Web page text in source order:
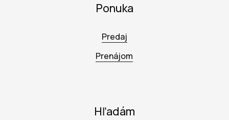
Ponuka
Predaj
Prenájom
Hľadám